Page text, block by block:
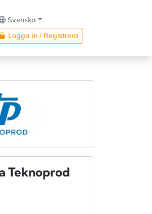
Svenska
Logga in / Registrera
Teknoprod